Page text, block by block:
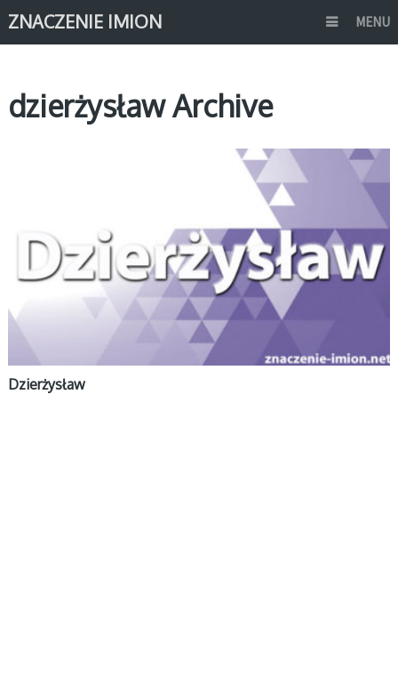
ZNACZENIE IMION MENU
dzierżysław Archive
Dzierżysław